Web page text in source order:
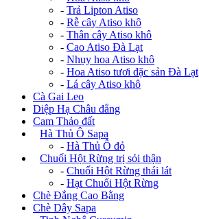
- Trả Lipton Atiso
- Rễ cây Atiso khô
- Thân cây Atiso khô
- Cao Atiso Đà Lạt
- Nhụy hoa Atiso khô
- Hoa Atiso tươi đặc sản Đà Lạt
- Lá cây Atiso khô
Cà Gai Leo
Diệp Hạ Châu đắng
Cam Thảo đất
Hà Thủ Ô Sapa
- Hà Thủ Ô đỏ
Chuối Hột Rừng trị sỏi thận
- Chuối Hột Rừng thái lát
- Hạt Chuối Hột Rừng
Chè Đắng Cao Bằng
Chè Dây Sapa